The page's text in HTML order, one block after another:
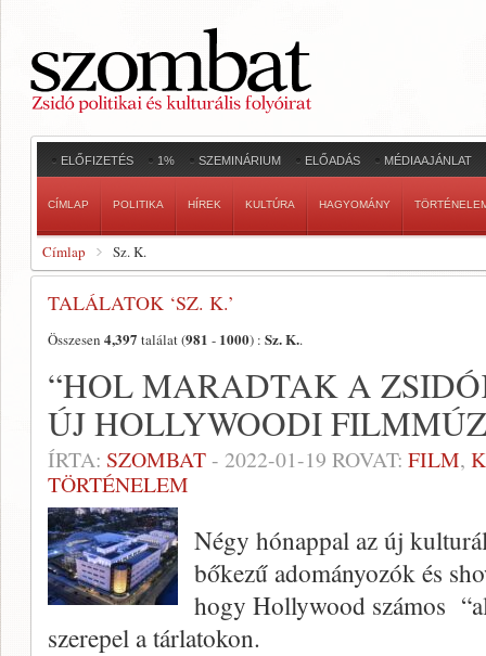
ELŐFIZETÉS 1% SZEMINÁRIUM ELŐADÁS MÉDIAAJÁNLAT
CÍMLAP POLITIKA HÍREK KULTÚRA HAGYOMÁNY
Címlap Sz. K.
TALÁLATOK ‘SZ. K.’
Összesen 4,397 találat (981 - 1000) : Sz. K..
“HOL MARADTAK A
ÚJ HOLLYWOODI
ÍRTA: SZOMBAT- 2022-01-19 ROVAT: FILM,
TÖRTÉNELEM
Négy hónappal az új
bőkezű adományozók és
hogy Hollywood számos
szerepel a tárlatokon.